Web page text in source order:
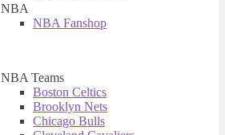
NBA
NBA Fanshop
NBA Teams
Boston Celtics
Brooklyn Nets
Chicago Bulls